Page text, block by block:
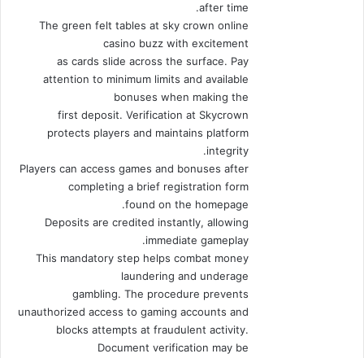
after time.
The green felt tables at sky crown online
casino buzz with excitement
as cards slide across the surface. Pay
attention to minimum limits and available
bonuses when making the
first deposit. Verification at Skycrown
protects players and maintains platform
integrity.
Players can access games and bonuses after
completing a brief registration form
found on the homepage.
Deposits are credited instantly, allowing
immediate gameplay.
This mandatory step helps combat money
laundering and underage
gambling. The procedure prevents
unauthorized access to gaming accounts and
blocks attempts at fraudulent activity.
Document verification may be